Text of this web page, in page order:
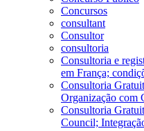
Concursos
consultant
Consultor
consultoria
Consultoria e
em França;
Consultoria
Organização com
Consultoria
Council;